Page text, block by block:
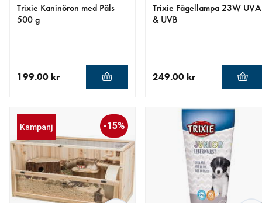
Trixie Kaninöron med Päls
500 g
199.00 kr
Trixie Fågellampa 23W UVA
& UVB
249.00 kr
Kampanj -15%